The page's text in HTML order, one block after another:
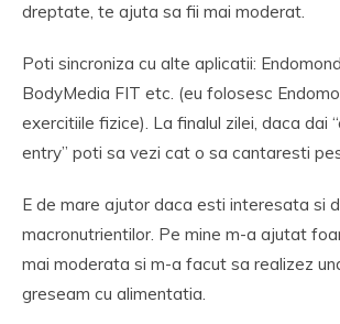
dreptate, te ajuta sa fii mai moderat.
Poti sincroniza cu alte aplicatii:
BodyMedia FIT etc. (eu folosesc
exercitiile fizice). La finalul zilei, daca dai
entry” poti sa vezi cat o sa cantaresti
E de mare ajutor daca esti interesata si
macronutrientilor. Pe mine m-a ajutat
mai moderata si m-a facut sa realizez
greseam cu alimentatia.